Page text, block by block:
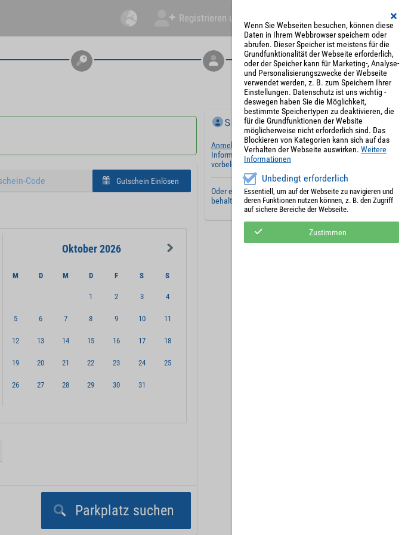
Registrieren und Angebot abgeben Mein Account
Sie haben bereits ein Konto?
Anmeldenund wir werden die notwendigen
Informationen mit Ihren Standardwerten
vorbelegen.
Oder erstellen Sie einneues Benutzerkontound
behalten Sie Ihre Einstellungen für später.
Gutschein Einlösen
Oktober 2026
M D M D F S S
1 2 3 4
5 6 7 8 9 10 11
12 13 14 15 16 17 18
19 20 21 22 23 24 25
26 27 28 29 30 31
Parkplatz suchen
Wenn Sie Webseiten besuchen, können diese
Daten in Ihrem Webbrowser speichern oder
abrufen. Dieser Speicher ist meistens für die
Grundfunktionalität der Webseite erforderlich,
oder der Speicher kann für Marketing-, Analyse-
und Personalisierungszwecke der Webseite
verwendet werden, z. B. zum Speichern Ihrer
Einstellungen. Datenschutz ist uns wichtig -
deswegen haben Sie die Möglichkeit,
bestimmte Speichertypen zu deaktivieren, die
für die Grundfunktionen der Website
möglicherweise nicht erforderlich sind. Das
Blockieren von Kategorien kann sich auf das
Verhalten der Webseite auswirken. Weitere
Informationen
Unbedingt erforderlich
Essentiell, um auf der Webseite zu navigieren und
deren Funktionen nutzen können, z. B. den Zugriff
auf sichere Bereiche der Webseite.
Zustimmen